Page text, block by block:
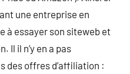
une entreprise en
à essayer son siteweb et
Il il n’y en a pas
des offres d’affiliation :